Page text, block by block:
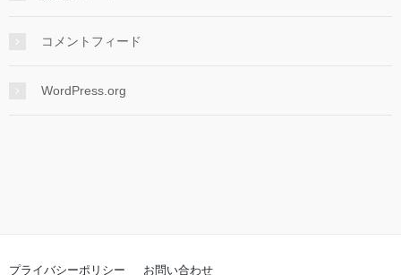
コメントフィード
WordPress.org
プライバシーポリシー お問い合わせ